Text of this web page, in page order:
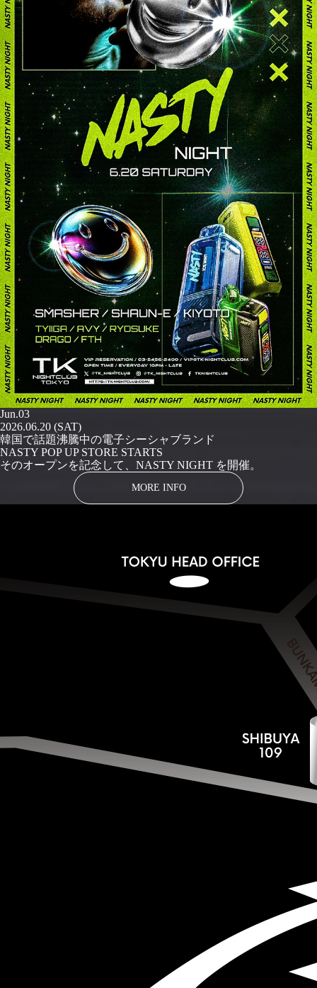
Jun.03
2026.06.20 (SAT)
韓国で話題沸騰中の電子シーシャブランド
NASTY POP UP STORE STARTS
そのオープンを記念して、NASTY NIGHT を開催。
MORE INFO